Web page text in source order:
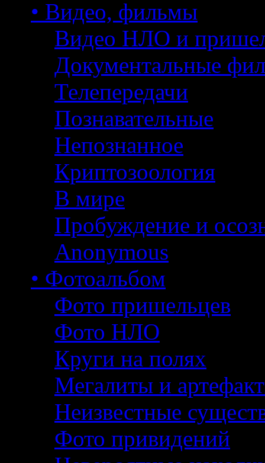
• Видео, фильмы
Видео НЛО и
Документальные
Телепередачи
Познавательные
Непознанное
Криптозоология
В мире
Пробуждение и
Anonymous
• Фотоальбом
Фото пришельцев
Фото НЛО
Круги на полях
Мегалиты и
Неизвестные
Фото привидений